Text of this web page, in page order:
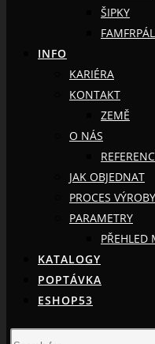
ŠIPKY
FAMFRPÁL
INFO
KARIÉRA
KONTAKT
ZEMĚ
O NÁS
JAK OBJEDNAT
PROCES VÝROBY
PARAMETRY
PŘEHLED
KATALOGY
POPTÁVKA
ESHOP53